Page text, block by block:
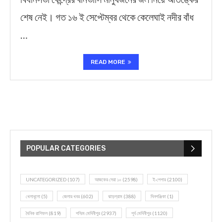
শেষ নেই। গত ১৬ ই সেপ্টেম্বর থেকে কেলেঘাই নদীর বাঁধ
…
READ MORE
POPULAR CATEGORIES
UNCATEGORIZED (107) আজকের সেরা ১০ (2598) ই-পেপার (2100)
খেলাধূলো (5) জেলার খবর (602) ঝাড়গ্রাম (388) দিনপঞ্জিকা (1)
দৈনিক রাশিফল (819) পশ্চিম মেদিনীপুর (2937) পূর্ব মেদিনীপুর (1120)